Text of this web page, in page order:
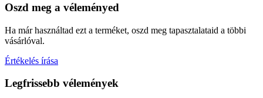
Oszd meg a véleményed
Ha már használtad ezt a terméket, oszd meg tapasztalataid a többi
vásárlóval.
Értékelés írása
Legfrissebb vélemények